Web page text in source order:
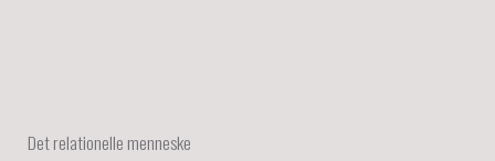
Det relationelle menneske